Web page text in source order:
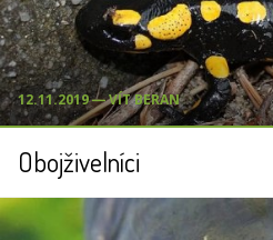
12.11.2019 ― VÍT BERAN
Obojživelníci